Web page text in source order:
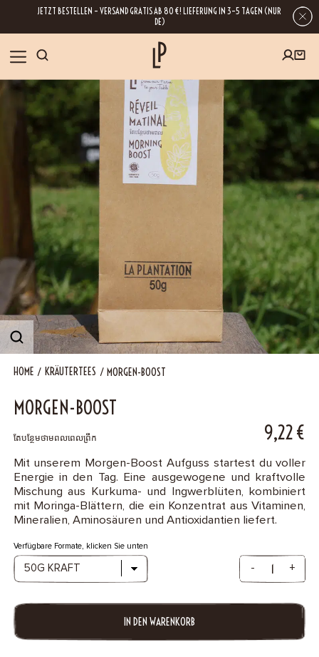
JETZT BESTELLEN – VERSAND GRATIS AB 80 €! LIEFERUNG IN 3–5 TAGEN (NUR
DE)
SHOP
GESCHENKE
BLOG
REZEPTE
BESUCHEN
ÜBER UNS
B2B
Contact
HOME KRÄUTERTEES MORGEN-BOOST
MORGEN-BOOST
តែបន្ថែមថាមពលពេលព្រឹក 9,22€
Mit unserem Morgen-Boost Aufguss startest du voller
Energie in den Tag. Eine ausgewogene und kraftvolle
Mischung aus Kurkuma- und Ingwerblüten, kombiniert
mit Moringa-Blättern, die ein Konzentrat aus Vitaminen,
Mineralien, Aminosäuren und Antioxidantien liefert.
Verfügbare Formate, klicken Sie unten
- +
IN DEN WARENKORB
Wenn Sie Ihre E-Mail-Adresse hinterlassen, erhalten Sie Zugang zu unseren
Newslettern, die reich an Tipps, Inspirationen und Informationen über unsere
neuesten Entwicklungen sind. Selbstverständlich ist eine Abmeldung